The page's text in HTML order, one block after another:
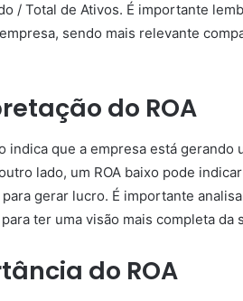
/ Total de Ativos. É importante
sendo mais relevante
do ROA
indica que a empresa está
lado, um ROA baixo pode
gerar lucro. É importante
ter uma visão mais completa da
do ROA